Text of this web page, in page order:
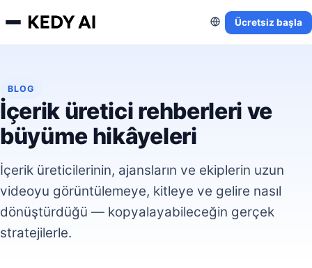
Ücretsiz başla
BLOG
İçerik üretici rehberleri ve
büyüme hikâyeleri
İçerik üreticilerinin, ajansların ve ekiplerin uzun
videoyu görüntülemeye, kitleye ve gelire nasıl
dönüştürdüğü — kopyalayabileceğin gerçek
stratejilerle.